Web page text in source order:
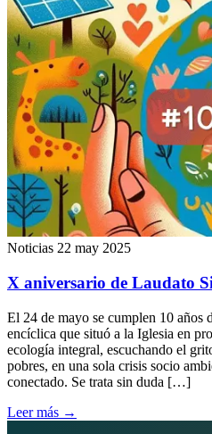
Noticias 22 may 2025
X aniversario de Laudato
El 24 de mayo se cumplen 10 años
encíclica que situó a la Iglesia en
ecología integral, escuchando el
pobres, en una sola crisis socio
conectado. Se trata sin duda […]
Leer más →